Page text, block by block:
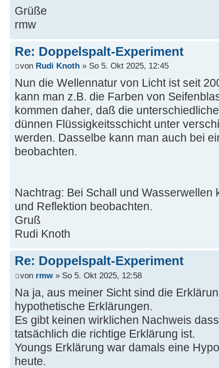
Grüße
rmw
Re: Doppelspalt-Experiment
von Rudi Knoth » So 5. Okt 2025, 12:45
Nun die Wellennatur von Licht ist seit
kann man z.B. die Farben von
kommen daher, daß die
dünnen Flüssigkeitsschicht unter
werden. Dasselbe kann man auch bei
beobachten.
Nachtrag: Bei Schall und Wasserwellen
und Reflektion beobachten.
Gruß
Rudi Knoth
Re: Doppelspalt-Experiment
von rmw» So 5. Okt 2025, 12:58
Na ja, aus meiner Sicht sind die
hypothetische Erklärungen.
Es gibt keinen wirklichen Nachweis
tatsächlich die richtige Erklärung ist.
Youngs Erklärung war damals eine
heute.